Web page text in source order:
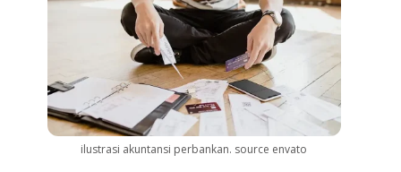
ilustrasi akuntansi perbankan. source envato